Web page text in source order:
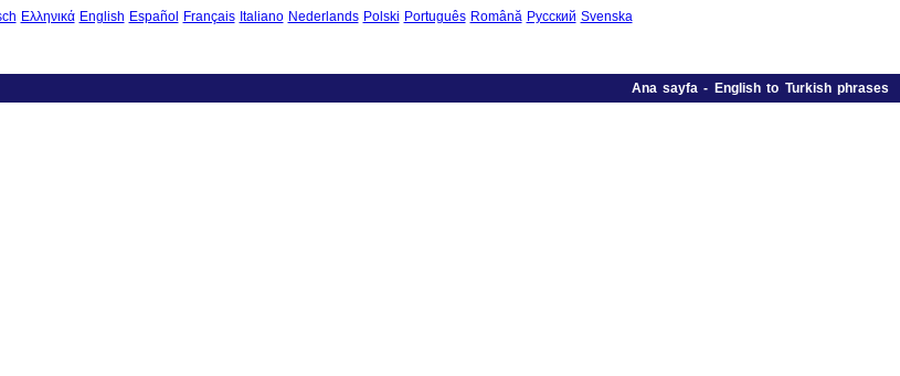
Ελληνικά English Español Français Italiano Nederlands Polski Português Română Русский Svenska
Ana sayfa- English to Turkish phrases